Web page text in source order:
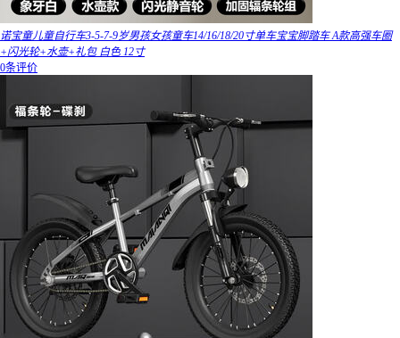
诺宝童儿童自行车3-5-7-9岁男孩女孩童车14/16/18/20寸单车宝宝脚踏车 A款高强车圈
+闪光轮+水壶+礼包 白色 12寸
0条评价